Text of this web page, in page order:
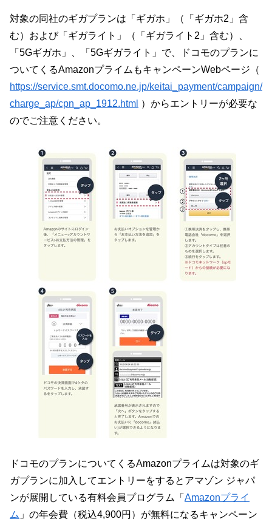
対象の同社のギガプランは「ギガホ」（「ギガホ2」含
む）および「ギガライト」（「ギガライト2」含む）、
「5Gギガホ」、「5Gギガライト」で、ドコモのプランに
ついてくるAmazonプライムもキャンペーンWebページ（
https://service.smt.docomo.ne.jp/keitai_payment/campaign/
charge_ap/cpn_ap_1912.html ）からエントリーが必要な
のでご注意ください。
ドコモのプランについてくるAmazonプライムは対象のギ
ガプランに加入してエントリーをするとアマゾン ジャパ
ンが展開している有料会員プログラム「 Amazonプライ
ム 」の年会費（税込4,900円）が無料になるキャンペーン